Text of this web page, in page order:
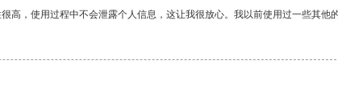
高，使用过程中不会泄露个人信息，这让我很放心。我以前使用过一些其他